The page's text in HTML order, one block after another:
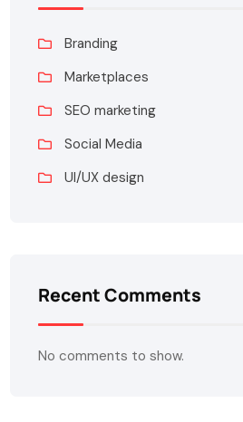
Branding
Marketplaces
SEO marketing
Social Media
UI/UX design
Recent Comments
No comments to show.